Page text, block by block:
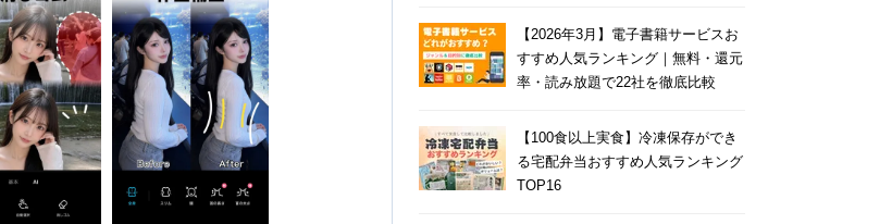
【2026年3月】電子書籍サービスお
すすめ人気ランキング｜無料・還元
率・読み放題で22社を徹底比較
【100食以上実食】冷凍保存ができ
る宅配弁当おすすめ人気ランキング
TOP16